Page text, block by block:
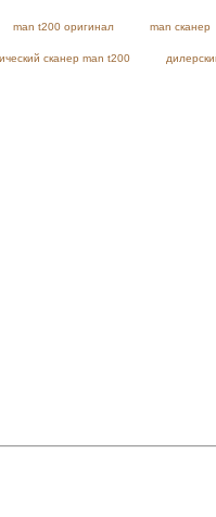
man t200 оригинал man сканер
сканер man t200